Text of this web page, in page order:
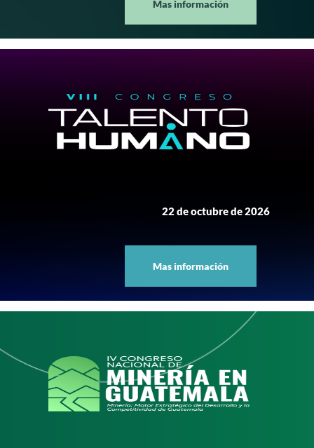
Mas información
22 de octubre de 2026
Mas información